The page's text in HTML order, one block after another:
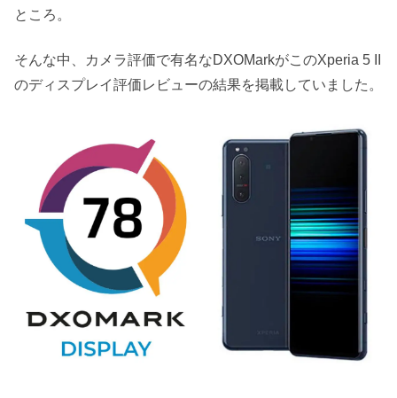
ところ。
そんな中、カメラ評価で有名なDXOMarkがこのXperia 5 II
のディスプレイ評価レビューの結果を掲載していました。